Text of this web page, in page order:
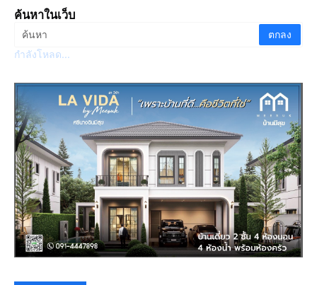
ค้นหาในเว็บ
กำลังโหลด...